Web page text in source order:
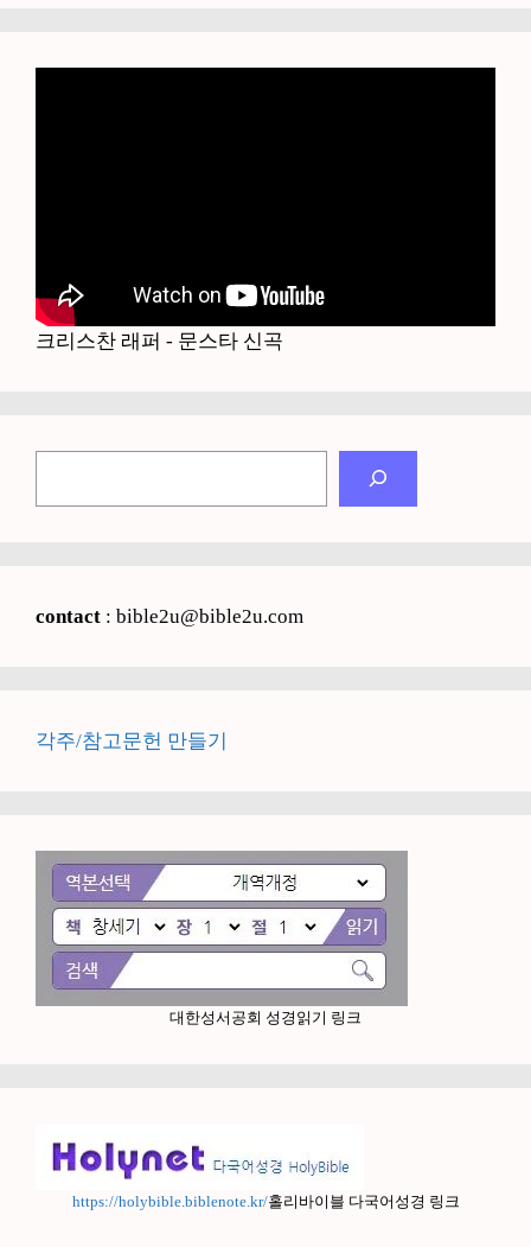
크리스찬 래퍼 - 문스타 신곡
contact : bible2u@bible2u.com
각주/참고문헌 만들기
대한성서공회 성경읽기 링크
https://holybible.biblenote.kr/홀리바이블 다국어성경 링크